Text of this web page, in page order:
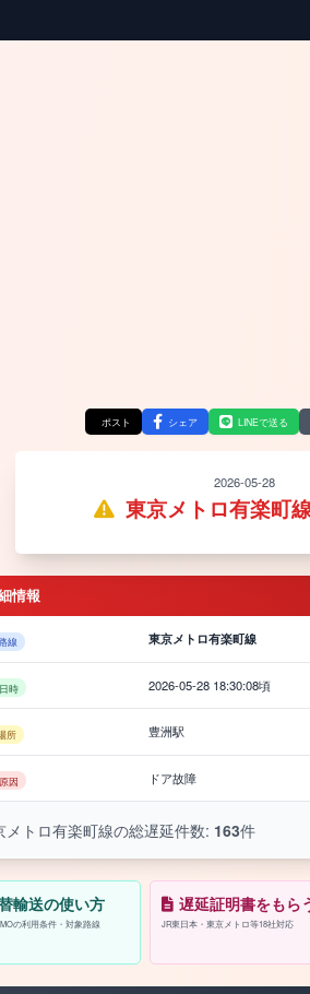
ポスト シェア LINEで送る
2026-05-28
東京メトロ有楽町
情報
線 東京メトロ有楽町線
時 2026-05-28 18:30:08頃
所 豊洲駅
因 ドア故障
メトロ有楽町線の総遅延件数: 163件
輸送の使い方
の利用条件・対象路線
遅延証明書をもら
JR東日本・東京メトロ等18社対応